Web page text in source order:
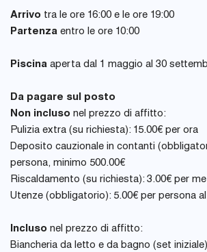
Arrivo tra le ore 16:00 e le ore 19:00
Partenza entro le ore 10:00
Piscina aperta dal 1 maggio al 30
Da pagare sul posto
Non incluso nel prezzo di affitto:
Pulizia extra (su richiesta): 15.00€ per ora
Deposito cauzionale in contanti
persona, minimo 500.00€
Riscaldamento (su richiesta): 3.00€ per
Utenze (obbligatorio): 5.00€ per persona
Incluso nel prezzo di affitto:
Biancheria da letto e da bagno (set iniziale)